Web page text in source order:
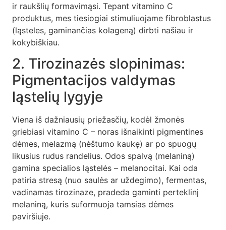
ir raukšlių formavimąsi. Tepant vitamino C
produktus, mes tiesiogiai stimuliuojame fibroblastus
(ląsteles, gaminančias kolageną) dirbti našiau ir
kokybiškiau.
2. Tirozinazės slopinimas:
Pigmentacijos valdymas
ląstelių lygyje
Viena iš dažniausių priežasčių, kodėl žmonės
griebiasi vitamino C – noras išnaikinti pigmentines
dėmes, melazmą (nėštumo kaukę) ar po spuogų
likusius rudus randelius. Odos spalvą (melaniną)
gamina specialios ląstelės – melanocitai. Kai oda
patiria stresą (nuo saulės ar uždegimo), fermentas,
vadinamas tirozinaze, pradeda gaminti perteklinį
melaniną, kuris suformuoja tamsias dėmes
paviršiuje.